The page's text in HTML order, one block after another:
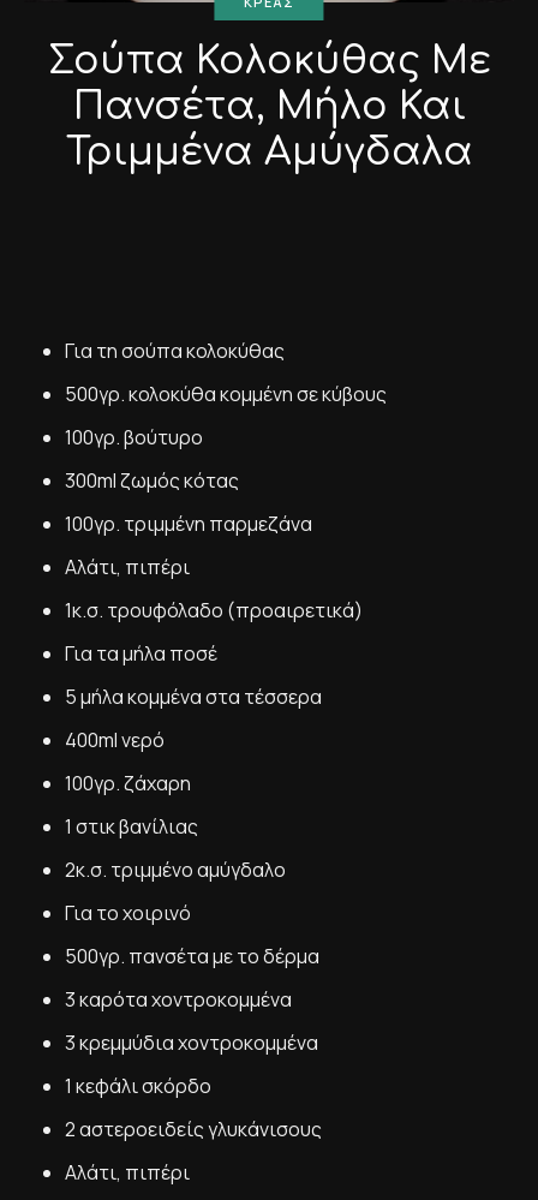
Σούπα Κολοκύθας Με
Πανσέτα, Μήλο Και
Τριμμένα Αμύγδαλα
Για τη σούπα κολοκύθας
500γρ. κολοκύθα κομμένη σε κύβους
100γρ. βούτυρο
300ml ζωμός κότας
100γρ. τριμμένη παρμεζάνα
Αλάτι, πιπέρι
1κ.σ. τρουφόλαδο (προαιρετικά)
Για τα μήλα ποσέ
5 μήλα κομμένα στα τέσσερα
400ml νερό
100γρ. ζάχαρη
1 στικ βανίλιας
2κ.σ. τριμμένο αμύγδαλο
Για το χοιρινό
500γρ. πανσέτα με το δέρμα
3 καρότα χοντροκομμένα
3 κρεμμύδια χοντροκομμένα
1 κεφάλι σκόρδο
2 αστεροειδείς γλυκάνισους
Αλάτι, πιπέρι